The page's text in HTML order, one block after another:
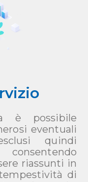
è possibile
eventuali
quindi
riassunti in
di